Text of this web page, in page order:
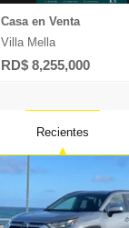
Casa en Venta
Villa Mella
RD$ 8,255,000
Recientes